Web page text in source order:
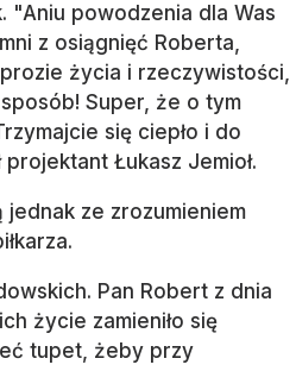
"Aniu powodzenia dla Was
z osiągnięć Roberta,
życia i rzeczywistości,
Super, że o tym
się ciepło i do
Łukasz Jemioł.
ze zrozumieniem
Pan Robert z dnia
życie zamieniło się
tupet, żeby przy